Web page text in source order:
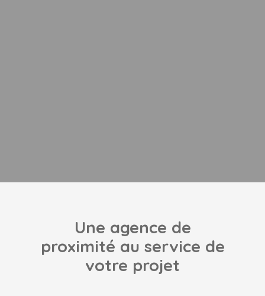
Une agence de
proximité au service de
votre projet